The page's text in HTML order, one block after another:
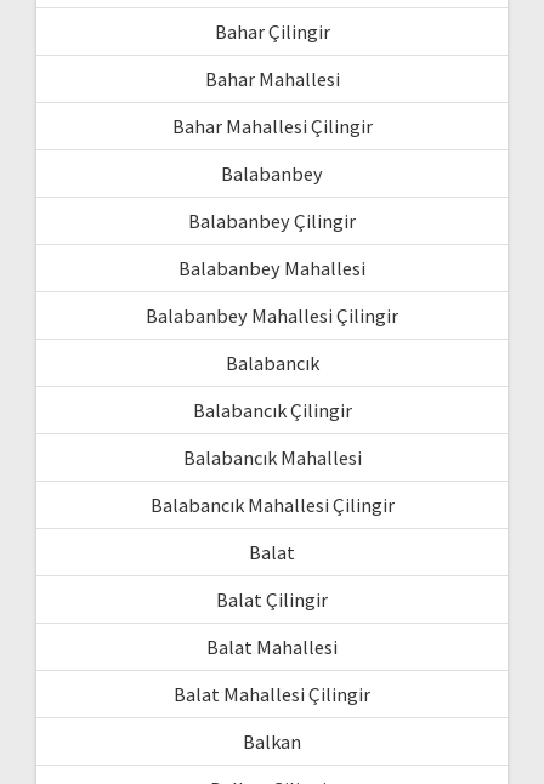
Bahar Çilingir
Bahar Mahallesi
Bahar Mahallesi Çilingir
Balabanbey
Balabanbey Çilingir
Balabanbey Mahallesi
Balabanbey Mahallesi Çilingir
Balabancık
Balabancık Çilingir
Balabancık Mahallesi
Balabancık Mahallesi Çilingir
Balat
Balat Çilingir
Balat Mahallesi
Balat Mahallesi Çilingir
Balkan